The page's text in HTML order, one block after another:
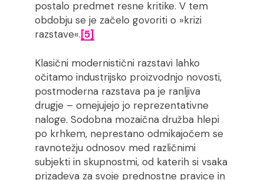
postalo predmet resne kritike. V tem
obdobju se je začelo govoriti o »krizi
razstave«.[5]
Klasični modernistični razstavi lahko
očitamo industrijsko proizvodnjo novosti,
postmoderna razstava pa je ranljiva
drugje – omejujejo jo reprezentativne
naloge. Sodobna mozaična družba hlepi
po krhkem, neprestano odmikajočem se
ravnotežju odnosov med različnimi
subjekti in skupnostmi, od katerih si vsaka
prizadeva za svoje prednostne pravice in